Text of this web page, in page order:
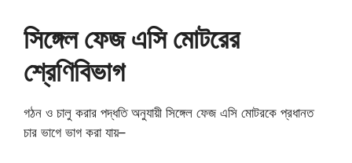
সিঙ্গেল ফেজ এসি মোটরের
শ্রেণিবিভাগ
গঠন ও চালু করার পদ্ধতি অনুযায়ী সিঙ্গেল ফেজ এসি মোটরকে প্রধানত
চার ভাগে ভাগ করা যায়–